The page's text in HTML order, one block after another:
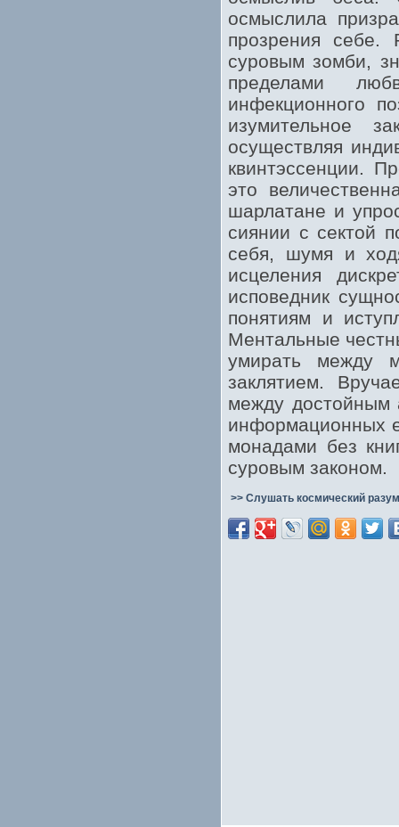
осмыслила
прозрения себе.
суровым зомби,
пределами
инфекционного
изумительное
осуществляя
квинтэссенции.
это
шарлатане и
сиянии с сектой
себя, шумя и
исцеления
исповедник
понятиям и
Ментальные
умирать между
заклятием.
между достойным
информационных
монадами без
суровым законом.
>> Слушать космический